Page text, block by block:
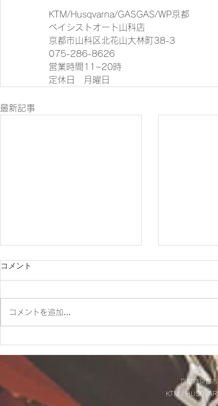
KTM/Husqvarna/GASGAS/WP京都
ベイシストオート山科店
京都市山科区北花山大林町38-3
075-286-8626
営業時間11~20時
定休日　月曜日
最新記事
違いをご紹介‼
＊
コメント
コメントを追加…
京都府京都
KTM /